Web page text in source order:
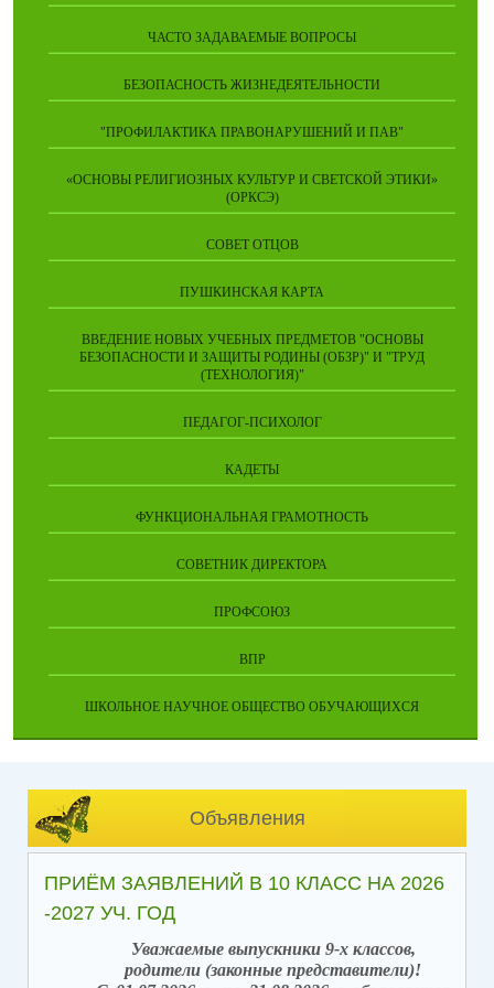
ЧАСТО ЗАДАВАЕМЫЕ ВОПРОСЫ
БЕЗОПАСНОСТЬ ЖИЗНЕДЕЯТЕЛЬНОСТИ
"ПРОФИЛАКТИКА ПРАВОНАРУШЕНИЙ И ПАВ"
«ОСНОВЫ РЕЛИГИОЗНЫХ КУЛЬТУР И СВЕТСКОЙ ЭТИКИ»
(ОРКСЭ)
СОВЕТ ОТЦОВ
ПУШКИНСКАЯ КАРТА
ВВЕДЕНИЕ НОВЫХ УЧЕБНЫХ ПРЕДМЕТОВ "ОСНОВЫ
БЕЗОПАСНОСТИ И ЗАЩИТЫ РОДИНЫ (ОБЗР)" И "ТРУД
(ТЕХНОЛОГИЯ)"
ПЕДАГОГ-ПСИХОЛОГ
КАДЕТЫ
ФУНКЦИОНАЛЬНАЯ ГРАМОТНОСТЬ
СОВЕТНИК ДИРЕКТОРА
ПРОФСОЮЗ
ВПР
ШКОЛЬНОЕ НАУЧНОЕ ОБЩЕСТВО ОБУЧАЮЩИХСЯ
Объявления
ПРИЁМ ЗАЯВЛЕНИЙ В 10 КЛАСС НА 2026
-2027 УЧ. ГОД
Уважаемые выпускники 9-х классов,
родители (законные представители)!